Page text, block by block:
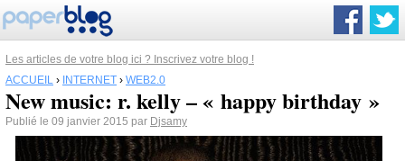
Les articles de votre blog ici ? Inscrivez votre blog !
ACCUEIL › INTERNET › WEB2.0
New music: r. kelly – « happy birthday »
Publié le 09 janvier 2015 par Djsamy